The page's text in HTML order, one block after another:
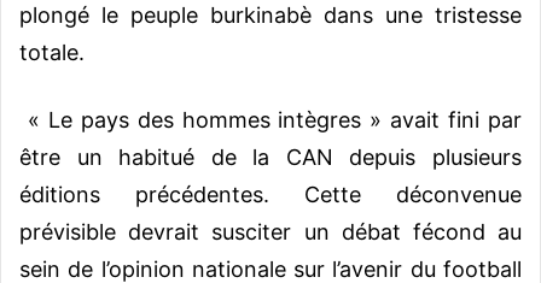
plongé le peuple burkinabè dans une tristesse
totale.
« Le pays des hommes intègres » avait fini par
être un habitué de la CAN depuis plusieurs
éditions précédentes. Cette déconvenue
prévisible devrait susciter un débat fécond au
sein de l’opinion nationale sur l’avenir du football